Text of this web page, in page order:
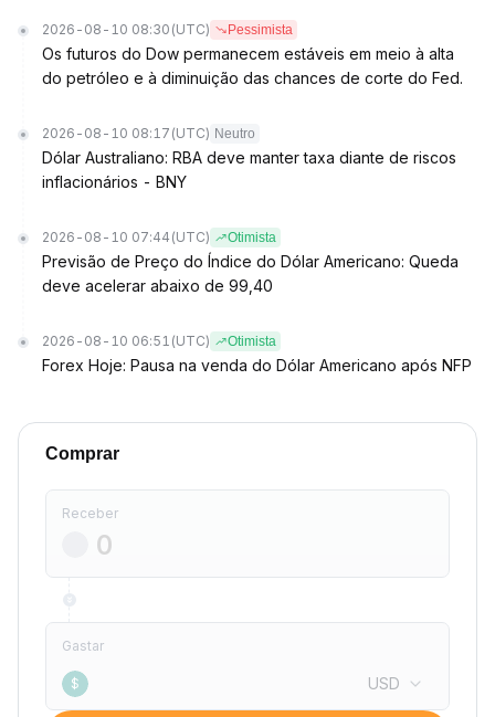
2026-08-10 08:30 (UTC) Pessimista
Os futuros do Dow permanecem estáveis em meio à alta
do petróleo e à diminuição das chances de corte do Fed.
2026-08-10 08:17 (UTC) Neutro
Dólar Australiano: RBA deve manter taxa diante de riscos
inflacionários - BNY
2026-08-10 07:44 (UTC) Otimista
Previsão de Preço do Índice do Dólar Americano: Queda
deve acelerar abaixo de 99,40
2026-08-10 06:51 (UTC) Otimista
Forex Hoje: Pausa na venda do Dólar Americano após NFP
Comprar
Receber
Gastar
$ USD